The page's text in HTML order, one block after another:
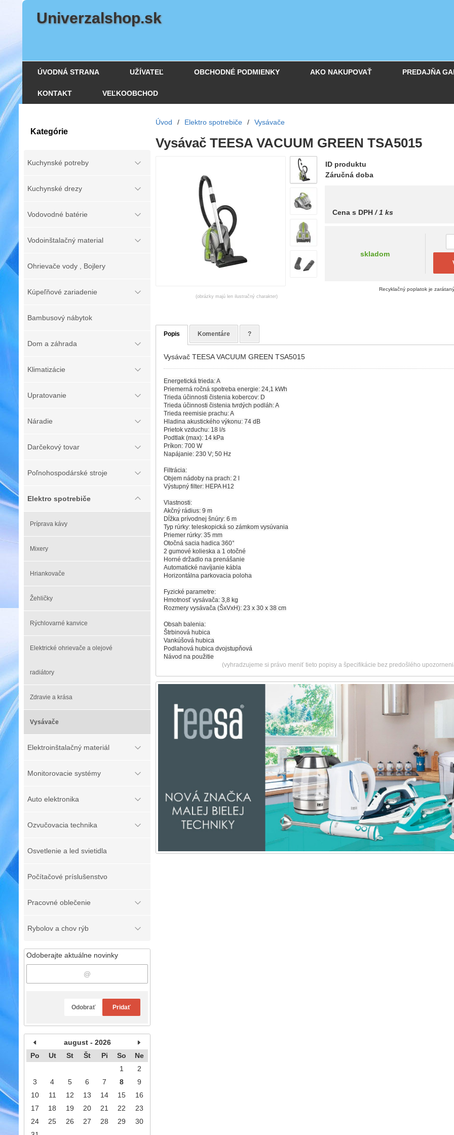
Univerzalshop.sk
ÚVODNÁ STRANA UŽÍVATEĽ OBCHODNÉ PODMIENKY AKO NAKUPOVAŤ PREDAJŇA
KONTAKT VEĽKOOBCHOD
Kategórie
Kuchynské potreby
Kuchynské drezy
Vodovodné batérie
Vodoinštalačný material
Ohrievače vody , Bojlery
Kúpeľňové zariadenie
Bambusový nábytok
Dom a záhrada
Klimatizácie
Upratovanie
Náradie
Darčekový tovar
Poľnohospodárské stroje
Elektro spotrebiče
Príprava kávy
Mixery
Hriankovače
Žehličky
Rýchlovarné kanvice
Elektrické ohrievače a olejové
radiátory
Zdravie a krása
Vysávače
Elektroinštalačný materiál
Monitorovacie systémy
Auto elektronika
Ozvučovacia technika
Osvetlenie a led svietidla
Počítačové príslušenstvo
Pracovné oblečenie
Rybolov a chov rýb
Odoberajte aktuálne novinky
Odobrať Pridať
august - 2026
Po
Ut St Št Pi So
Ne
1
2
3
4 5 6 7 8
9
10
11 12 13 14 15
16
17
18 19 20 21 22
23
24
25 26 27 28 29
30
Úvod / Elektro spotrebiče / Vysávače
Vysávač TEESA VACUUM GREEN TSA5015
(obrázky majú len ilustračný charakter)
ID produktu
Záručná doba
Cena s DPH / 1 ks
skladom
Recyklačný poplatok je
Popis Komentáre ?
Vysávač TEESA VACUUM GREEN TSA5015
Energetická trieda: A
Priemerná ročná spotreba energie: 24,1 kWh
Trieda účinnosti čistenia kobercov: D
Trieda účinnosti čistenia tvrdých podláh: A
Trieda reemisie prachu: A
Hladina akustického výkonu: 74 dB
Prietok vzduchu: 18 l/s
Podtlak (max): 14 kPa
Príkon: 700 W
Napájanie: 230 V; 50 Hz
Filtrácia:
Objem nádoby na prach: 2 l
Výstupný filter: HEPA H12
Vlastnosti:
Akčný rádius: 9 m
Dĺžka prívodnej šnúry: 6 m
Typ rúrky: teleskopická so zámkom vysúvania
Priemer rúrky: 35 mm
Otočná sacia hadica 360°
2 gumové kolieska a 1 otočné
Horné držadlo na prenášanie
Automatické navíjanie kábla
Horizontálna parkovacia poloha
Fyzické parametre:
Hmotnosť vysávača: 3,8 kg
Rozmery vysávača (ŠxVxH): 23 x 30 x 38 cm
Obsah balenia:
Štrbinová hubica
Vankúšová hubica
Podlahová hubica dvojstupňová
Návod na použitie
(vyhradzujeme si právo meniť tieto popisy a špecifikácie bez predošlého